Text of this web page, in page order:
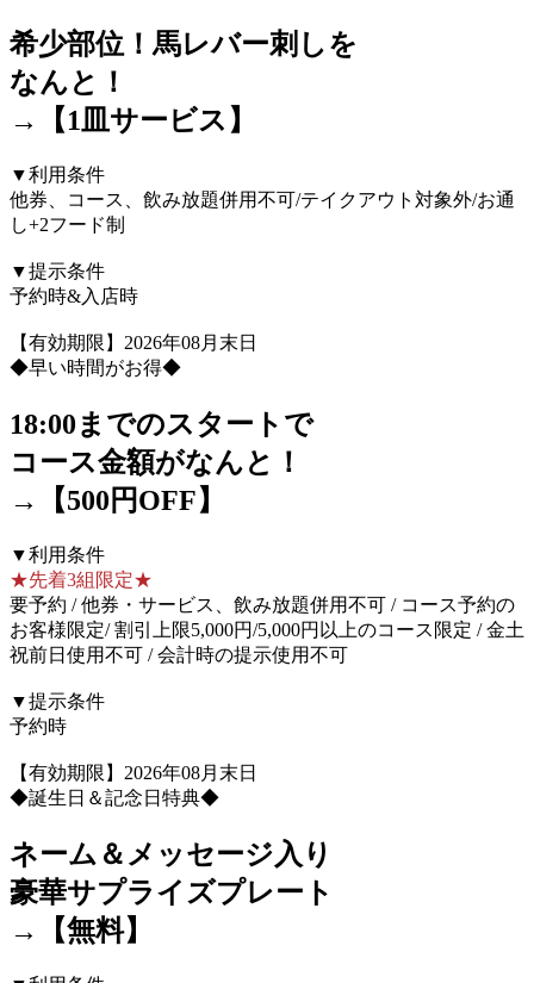
希少部位！馬レバー刺しを
なんと！
→【1皿サービス】
▼利用条件
他券、コース、飲み放題併用不可/テイクアウト対象外/お通
し+2フード制
▼提示条件
予約時&入店時
【有効期限】2026年08月末日
◆早い時間がお得◆
18:00までのスタートで
コース金額がなんと！
→【500円OFF】
▼利用条件
★先着3組限定★
要予約 / 他券・サービス、飲み放題併用不可 / コース予約の
お客様限定/ 割引上限5,000円/5,000円以上のコース限定 / 金土
祝前日使用不可 / 会計時の提示使用不可
▼提示条件
予約時
【有効期限】2026年08月末日
◆誕生日＆記念日特典◆
ネーム＆メッセージ入り
豪華サプライズプレート
→【無料】